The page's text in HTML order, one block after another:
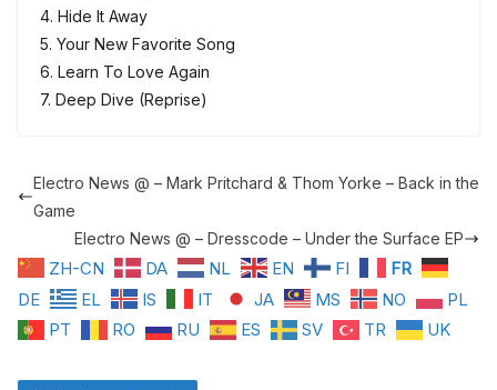
4. Hide It Away
5. Your New Favorite Song
6. Learn To Love Again
7. Deep Dive (Reprise)
Electro News @ – Mark Pritchard & Thom Yorke – Back in the
Game
Electro News @ – Dresscode – Under the Surface EP
ZH-CN DA NL EN FI
FR
DE
EL IS IT JA MS NO
PL
PT
RO RU ES SV TR UK